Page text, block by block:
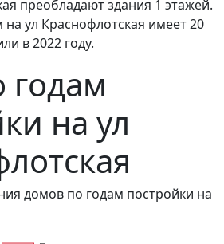
ул Краснофлотская имеет 20
в 2022 году.
на ул
домов по годам постройки на